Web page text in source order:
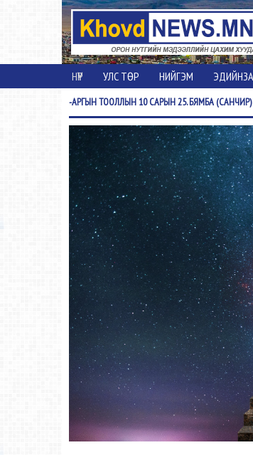
НҮҮР УЛС ТӨР НИЙГЭМ
-АРГЫНТООЛЛЫН 10 САРЫН 25. БЯМБА (САНЧИР)